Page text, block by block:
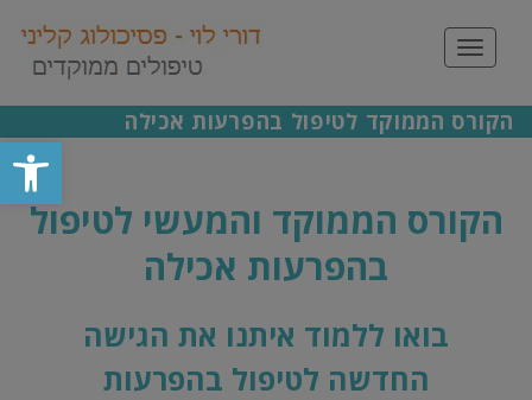
פתח
תפריט
הקורס הממוקד לטיפול בהפרעות אכילה
הקורס הממוקד והמעשי לטיפול
בהפרעות אכילה
בואו ללמוד איתנו את הגישה
החדשה לטיפול בהפרעות